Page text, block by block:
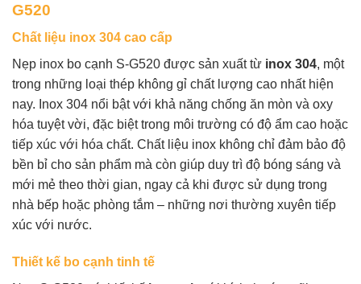
G520
Chất liệu inox 304 cao cấp
Nẹp inox bo cạnh S-G520 được sản xuất từ inox 304, một
trong những loại thép không gỉ chất lượng cao nhất hiện
nay. Inox 304 nổi bật với khả năng chống ăn mòn và oxy
hóa tuyệt vời, đặc biệt trong môi trường có độ ẩm cao hoặc
tiếp xúc với hóa chất. Chất liệu inox không chỉ đảm bảo độ
bền bỉ cho sản phẩm mà còn giúp duy trì độ bóng sáng và
mới mẻ theo thời gian, ngay cả khi được sử dụng trong
nhà bếp hoặc phòng tắm – những nơi thường xuyên tiếp
xúc với nước.
Thiết kế bo cạnh tinh tế